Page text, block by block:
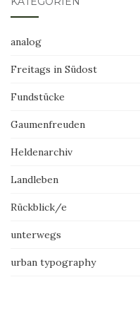
analog
Freitags in Südost
Fundstücke
Gaumenfreuden
Heldenarchiv
Landleben
Rückblick/e
unterwegs
urban typography